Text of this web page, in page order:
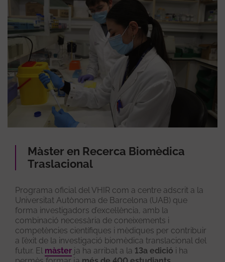
Màster en Recerca Biomèdica
Traslacional
Programa oficial del VHIR com a centre adscrit a la
Universitat Autònoma de Barcelona (UAB) que
forma investigadors d’excel·lència, amb la
combinació necessària de coneixements i
competències científiques i mèdiques per contribuir
a l’èxit de la investigació biomèdica translacional del
futur. El màster ja ha arribat a la 13a edició i ha